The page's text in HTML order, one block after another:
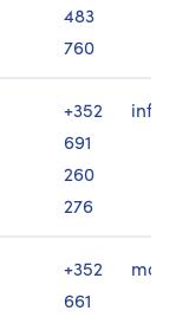
483
760
+352
691
260
276
+352
661